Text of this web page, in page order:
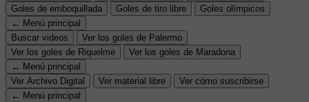
Goles de emboquillada
Goles de tiro libre
Goles olímpicos
← Menú principal
Buscar videos
Ver los goles de Palermo
Ver los goles de Riquelme
Ver los goles de Maradona
← Menú principal
Ver Archivo Digital
Ver material libre
Ver cómo suscribirse
← Menú principal